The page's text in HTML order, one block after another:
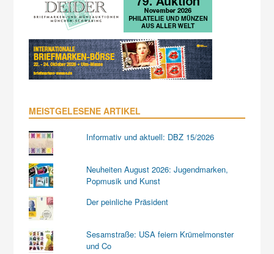
MEISTGELESENE ARTIKEL
Informativ und aktuell: DBZ 15/2026
Neuheiten August 2026: Jugendmarken,
Popmusik und Kunst
Der peinliche Präsident
Sesamstraße: USA feiern Krümelmonster
und Co